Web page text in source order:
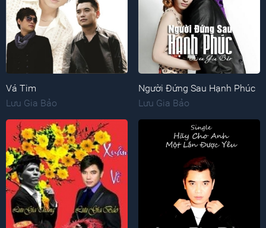
Vá Tim
Lưu Gia Bảo
Người Đứng Sau Hạnh Phúc
Lưu Gia Bảo